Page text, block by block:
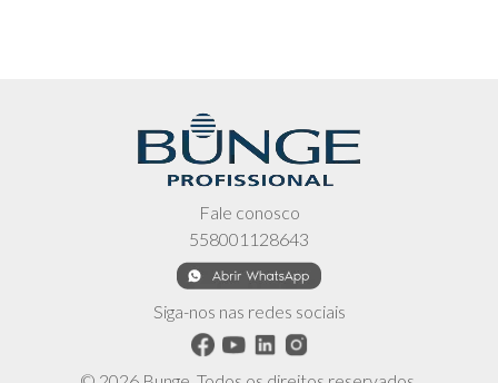
Fale conosco
558001128643
Siga-nos nas redes sociais